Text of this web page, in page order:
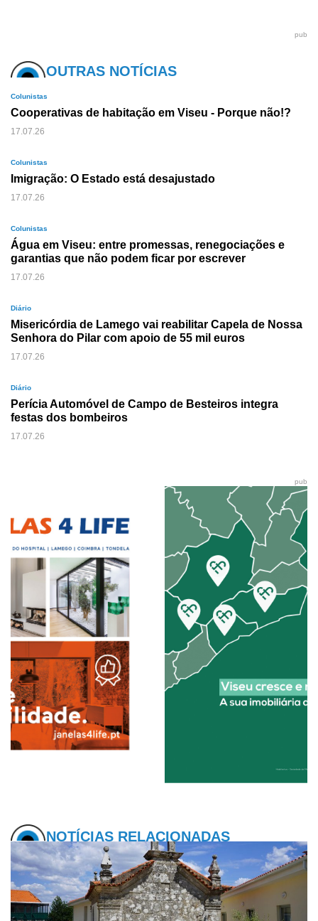
pub
OUTRAS NOTÍCIAS
Colunistas
Cooperativas de habitação em Viseu - Porque não!?
17.07.26
Colunistas
Imigração: O Estado está desajustado
17.07.26
Colunistas
Água em Viseu: entre promessas, renegociações e
garantias que não podem ficar por escrever
17.07.26
Diário
Misericórdia de Lamego vai reabilitar Capela de Nossa
Senhora do Pilar com apoio de 55 mil euros
17.07.26
Diário
Perícia Automóvel de Campo de Besteiros integra
festas dos bombeiros
17.07.26
pub
NOTÍCIAS RELACIONADAS